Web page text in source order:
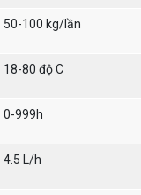
50-100 kg/lần
18-80 độ C
0-999h
4.5 L/h